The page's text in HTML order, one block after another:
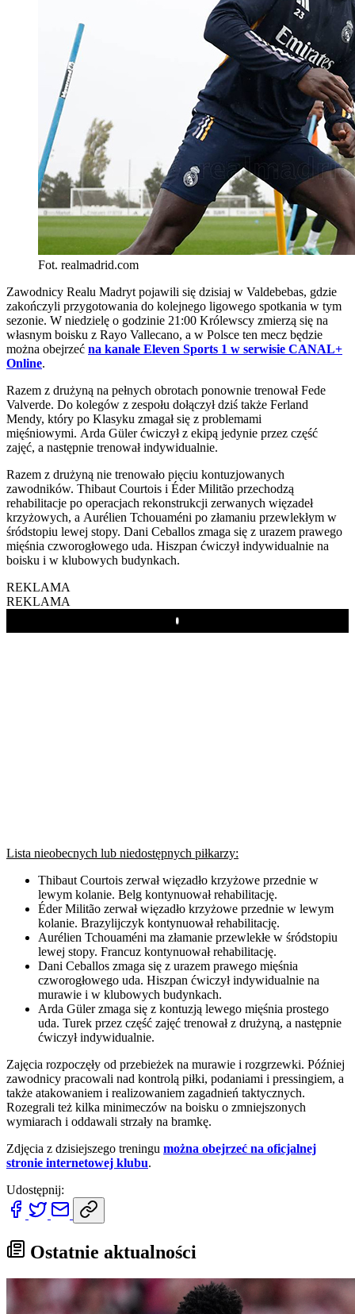
Fot. realmadrid.com
Zawodnicy Realu Madryt pojawili się dzisiaj w Valdebebas, gdzie
zakończyli przygotowania do kolejnego ligowego spotkania w tym
sezonie. W niedzielę o godzinie 21:00 Królewscy zmierzą się na
własnym boisku z Rayo Vallecano, a w Polsce ten mecz będzie
można obejrzeć na kanale Eleven Sports 1 w serwisie CANAL+
Online.
Razem z drużyną na pełnych obrotach ponownie trenował Fede
Valverde. Do kolegów z zespołu dołączył dziś także Ferland
Mendy, który po Klasyku zmagał się z problemami
mięśniowymi. Arda Güler ćwiczył z ekipą jedynie przez część
zajęć, a następnie trenował indywidualnie.
Razem z drużyną nie trenowało pięciu kontuzjowanych
zawodników. Thibaut Courtois i Éder Militão przechodzą
rehabilitacje po operacjach rekonstrukcji zerwanych więzadeł
krzyżowych, a Aurélien Tchouaméni po złamaniu przewlekłym w
śródstopiu lewej stopy. Dani Ceballos zmaga się z urazem prawego
mięśnia czworogłowego uda. Hiszpan ćwiczył indywidualnie na
boisku i w klubowych budynkach.
REKLAMA
REKLAMA
Play
Lista nieobecnych lub niedostępnych piłkarzy:
Thibaut Courtois zerwał więzadło krzyżowe przednie w
lewym kolanie. Belg kontynuował rehabilitację.
Éder Militão zerwał więzadło krzyżowe przednie w lewym
kolanie. Brazylijczyk kontynuował rehabilitację.
Aurélien Tchouaméni ma złamanie przewlekłe w śródstopiu
lewej stopy. Francuz kontynuował rehabilitację.
Dani Ceballos zmaga się z urazem prawego mięśnia
czworogłowego uda. Hiszpan ćwiczył indywidualnie na
murawie i w klubowych budynkach.
Arda Güler zmaga się z kontuzją lewego mięśnia prostego
uda. Turek przez część zajęć trenował z drużyną, a następnie
ćwiczył indywidualnie.
Zajęcia rozpoczęły od przebieżek na murawie i rozgrzewki. Później
zawodnicy pracowali nad kontrolą piłki, podaniami i pressingiem, a
także atakowaniem i realizowaniem zagadnień taktycznych.
Rozegrali też kilka minimeczów na boisku o zmniejszonych
wymiarach i oddawali strzały na bramkę.
Zdjęcia z dzisiejszego treningu można obejrzeć na oficjalnej
stronie internetowej klubu.
Udostępnij:
Ostatnie aktualności